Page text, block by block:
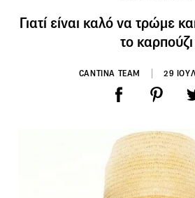
Γιατί είναι καλό να τρώμε
το καρπούζι
CANTINA TEAM 29